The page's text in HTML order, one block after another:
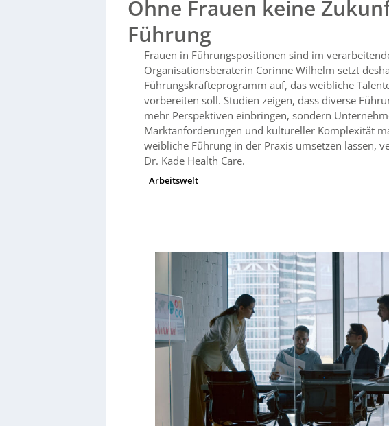
Teilzeit- und Jobsharing-Modelle sind noch selten. Als Praxisbeispiel zeigt Dr. Kade Healthcare, wie Vereinbarkeit
und weibliche Führung gelingen können: flexible Arbeitsmodelle,
(z. B. verkürzte Schichten), systematische Entwicklungs- und
Führungskräfte – mit dem Ergebnis, dass etwa die Hälfte der
sechsmonatiges internesFührungskräfteprogrammvorgestellt,
Coachings, fachlichen Trainings und Kommunikations-/
Führungsrollen vorbereitet. Fazit: Mehr Frauen in industrieller
aktive Förderung durch HR und Führungskräfte sowie eine
Praxis ohne Karriere-Nachteile ist.
Ohne Frauen keine
Führung
Frauen in Führungspositionen sind im
Organisationsberaterin Corinne Wilhelm setzt
Führungskräfteprogramm auf, das weibliche
vorbereiten soll. Studien zeigen, dass diverse
mehr Perspektiven einbringen, sondern
Marktanforderungen und kultureller Komplexität
weibliche Führung in der Praxis umsetzen lassen,
Dr. Kade Health Care.
Arbeitswelt